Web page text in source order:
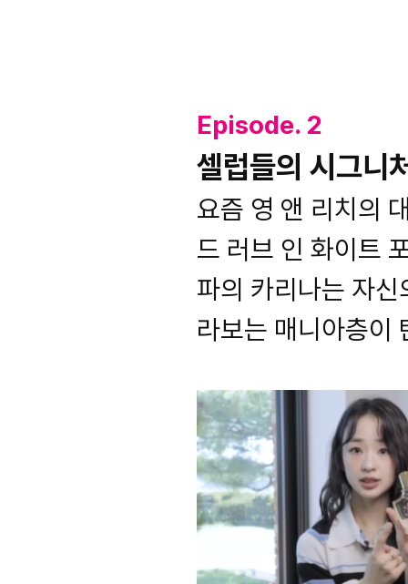
Episode. 2
셀럽들의 시그니
요즘 영 앤 리치의
드 러브 인 화이트
파의 카리나는 자
라보는 매니아층이